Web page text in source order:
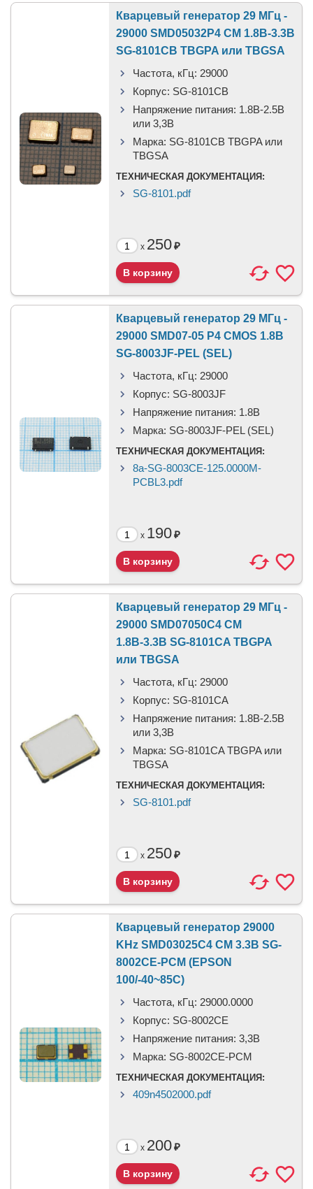
Кварцевый генератор 29 МГц -
29000 SMD05032P4 CM 1.8В-3.3В
SG-8101CB TBGPA или TBGSA
Частота, кГц: 29000
Корпус: SG-8101CB
Напряжение питания: 1.8В-2.5B
или 3,3B
Марка: SG-8101CB TBGPA или
TBGSA
ТЕХНИЧЕСКАЯ ДОКУМЕНТАЦИЯ:
SG-8101.pdf
x 250₽
Кварцевый генератор 29 МГц -
29000 SMD07-05 P4 CMOS 1.8В
SG-8003JF-PEL (SEL)
Частота, кГц: 29000
Корпус: SG-8003JF
Напряжение питания: 1.8В
Марка: SG-8003JF-PEL (SEL)
ТЕХНИЧЕСКАЯ ДОКУМЕНТАЦИЯ:
8a-SG-8003CE-125.0000M-
PCBL3.pdf
x 190₽
Кварцевый генератор 29 МГц -
29000 SMD07050C4 CM
1.8В-3.3В SG-8101CA TBGPA
или TBGSA
Частота, кГц: 29000
Корпус: SG-8101CA
Напряжение питания: 1.8В-2.5B
или 3,3B
Марка: SG-8101CA TBGPA или
TBGSA
ТЕХНИЧЕСКАЯ ДОКУМЕНТАЦИЯ:
SG-8101.pdf
x 250₽
Кварцевый генератор 29000
KHz SMD03025C4 CM 3.3В SG-
8002CE-PCM (EPSON
100/-40~85C)
Частота, кГц: 29000.0000
Корпус: SG-8002CE
Напряжение питания: 3,3B
Марка: SG-8002CE-PCM
ТЕХНИЧЕСКАЯ ДОКУМЕНТАЦИЯ:
409n4502000.pdf
x 200₽